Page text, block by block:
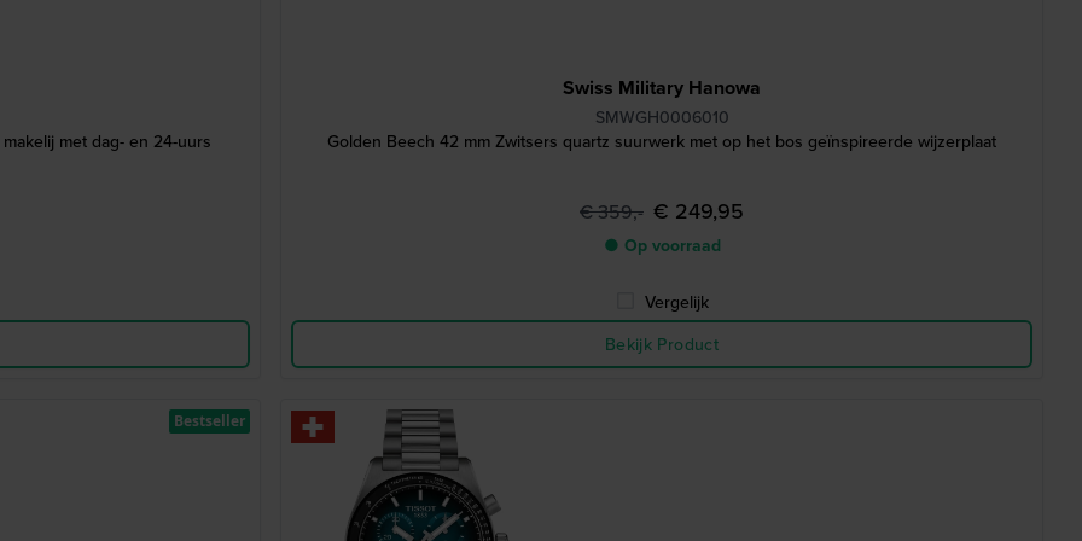
met dag- en 24-uurs
Swiss Military Hanowa
SMWGH0006010
Golden Beech 42 mm Zwitsers quartz suurwerk met op het bos geïnspireerde wijzerplaat
€ 359,- € 249,95
● Op voorraad
Vergelijk
Bekijk Product
Bestseller